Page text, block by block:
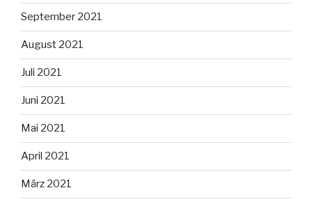
September 2021
August 2021
Juli 2021
Juni 2021
Mai 2021
April 2021
März 2021